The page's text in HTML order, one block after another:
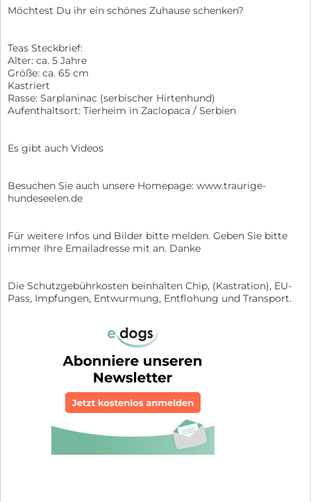
Möchtest Du ihr ein schönes Zuhause schenken?
Teas Steckbrief:
Alter: ca. 5 Jahre
Größe: ca. 65 cm
Kastriert
Rasse: Sarplaninac (serbischer Hirtenhund)
Aufenthaltsort: Tierheim in Zaclopaca / Serbien
Es gibt auch Videos
Besuchen Sie auch unsere Homepage: www.traurige-
hundeseelen.de
Für weitere Infos und Bilder bitte melden. Geben Sie bitte
immer Ihre Emailadresse mit an. Danke
Die Schutzgebührkosten beinhalten Chip, (Kastration), EU-
Pass, Impfungen, Entwurmung, Entflohung und Transport.